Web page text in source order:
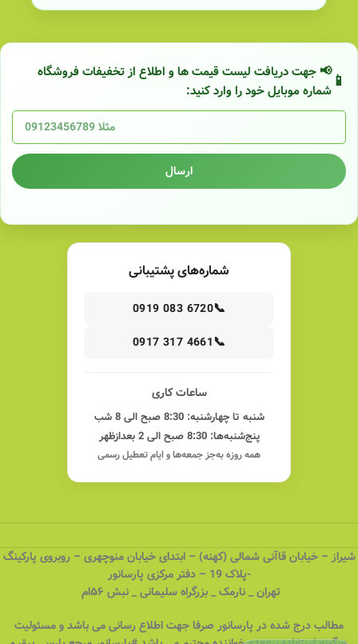
📢 جهت دریافت لیست قیمت ها و اطلاع از تخفیفات فروشگاه
شماره موبایل خود را وارد کنید:
ارسال
شماره‌های پشتیبانی
📞
0919 083 6720
📞
0917 317 4661
ساعات کاری
شنبه تا چهارشنبه: 8:30 صبح الی 8 شب
پنج‌شنبه‌ها: 8:30 صبح الی 2 بعدازظهر
همه روزه به‌جز جمعه‌ها و ایام تعطیل رسمی
شیراز – خیابان قاآنی شمالی (کهنه) – ابتدای خیابان منوچهری – روبروی پارکینگ
-پلاک 19 – دفتر مرکزی پارسانور
تهران _ نارمک _ بزرگراه سلیمانی _ نبش ۵۶ام
مطالب درج شده در پارسانور صرفا جهت اطلاع رسانی می باشد و مسئولیت